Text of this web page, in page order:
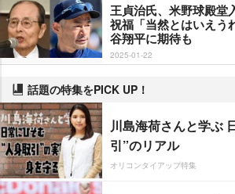
王貞治氏、米野球殿堂
祝福「当然とはいえ
谷翔平に期待も
2025-01-22
話題の特集をPICK UP！
川島海荷さんと学ぶ
引”のリアル
オリコンタイアップ特集